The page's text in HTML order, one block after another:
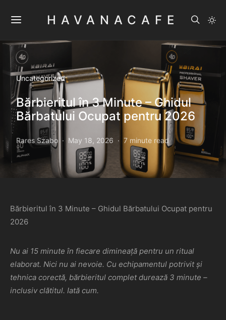
HAVANACAFE
Uncategorized
Bărbieritul în 3 Minute – Ghidul
Bărbatului Ocupat pentru 2026
Rares Szabo May 18, 2026 7 minute read
Bărbieritul în 3 Minute – Ghidul Bărbatului Ocupat pentru
2026
Nu ai 15 minute în fiecare dimineață pentru un ritual
elaborat. Nici nu ai nevoie. Cu echipamentul potrivit și
tehnica corectă, bărbieritul complet durează 3 minute –
inclusiv clătitul. Iată cum.